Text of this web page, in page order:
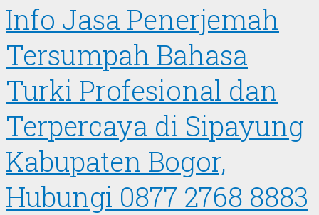
Info Jasa Penerjemah
Tersumpah Bahasa
Turki Profesional dan
Terpercaya di Sipayung
Kabupaten Bogor,
Hubungi 0877 2768 8883